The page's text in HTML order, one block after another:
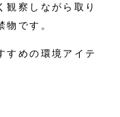
観察しながら取り
物です。
すめの環境アイテ